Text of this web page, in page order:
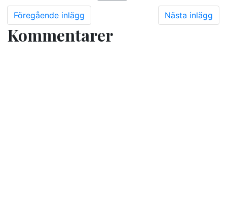
Föregående inlägg Nästa inlägg
Kommentarer